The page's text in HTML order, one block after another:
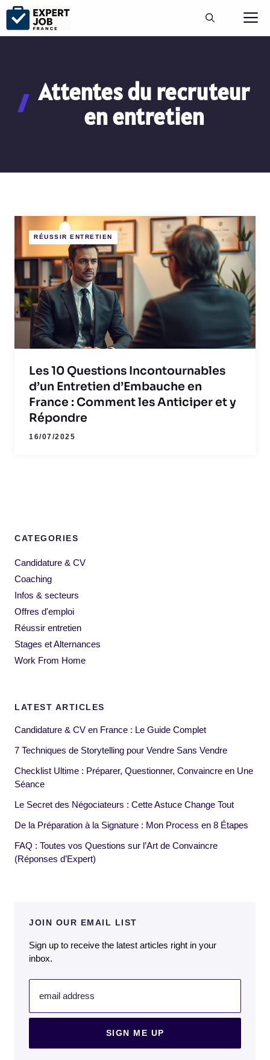
Aller
contenu
Attentes du recruteur
en entretien
RÉUSSIR ENTRETIEN
Les 10 Questions Incontournables
d’un Entretien d’Embauche en
France : Comment les Anticiper et y
Répondre
16/07/2025
CATEGORIES
Candidature & CV
Coaching
Infos & secteurs
Offres d'emploi
Réussir entretien
Stages et Alternances
Work From Home
LATEST ARTICLES
Candidature & CV en France : Le Guide Complet
7 Techniques de Storytelling pour Vendre Sans Vendre
Checklist Ultime : Préparer, Questionner, Convaincre en Une
Séance
Le Secret des Négociateurs : Cette Astuce Change Tout
De la Préparation à la Signature : Mon Process en 8 Étapes
FAQ : Toutes vos Questions sur l’Art de Convaincre
(Réponses d’Expert)
JOIN OUR EMAIL LIST
Sign up to receive the latest articles right in your
inbox.
email address
SIGN ME UP